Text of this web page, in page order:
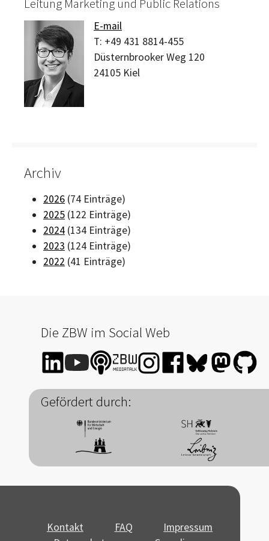
Leitung Marketing und Public Relations
E-mail
T: +49 431 8814-455
Düsternbrooker Weg 120
24105 Kiel
Archiv
2026 (74 Einträge)
2025 (122 Einträge)
2024 (134 Einträge)
2023 (124 Einträge)
2022 (41 Einträge)
Die ZBW im Social Web
Gefördert durch:
Kontakt FAQ
Impressum